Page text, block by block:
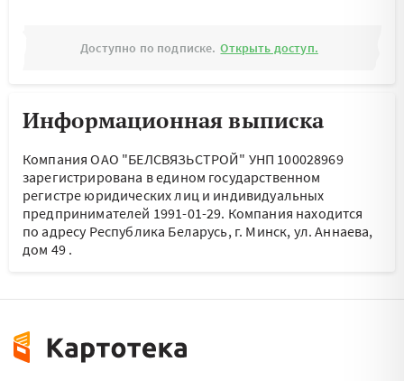
Доступно по подписке. Открыть доступ.
Информационная выписка
Компания ОАО "БЕЛСВЯЗЬСТРОЙ" УНП 100028969
зарегистрирована в едином государственном
регистре юридических лиц и индивидуальных
предпринимателей 1991-01-29. Компания находится
по адресу Республика Беларусь, г. Минск, ул. Аннаева,
дом 49.